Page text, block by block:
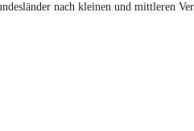
nach kleinen und mittleren